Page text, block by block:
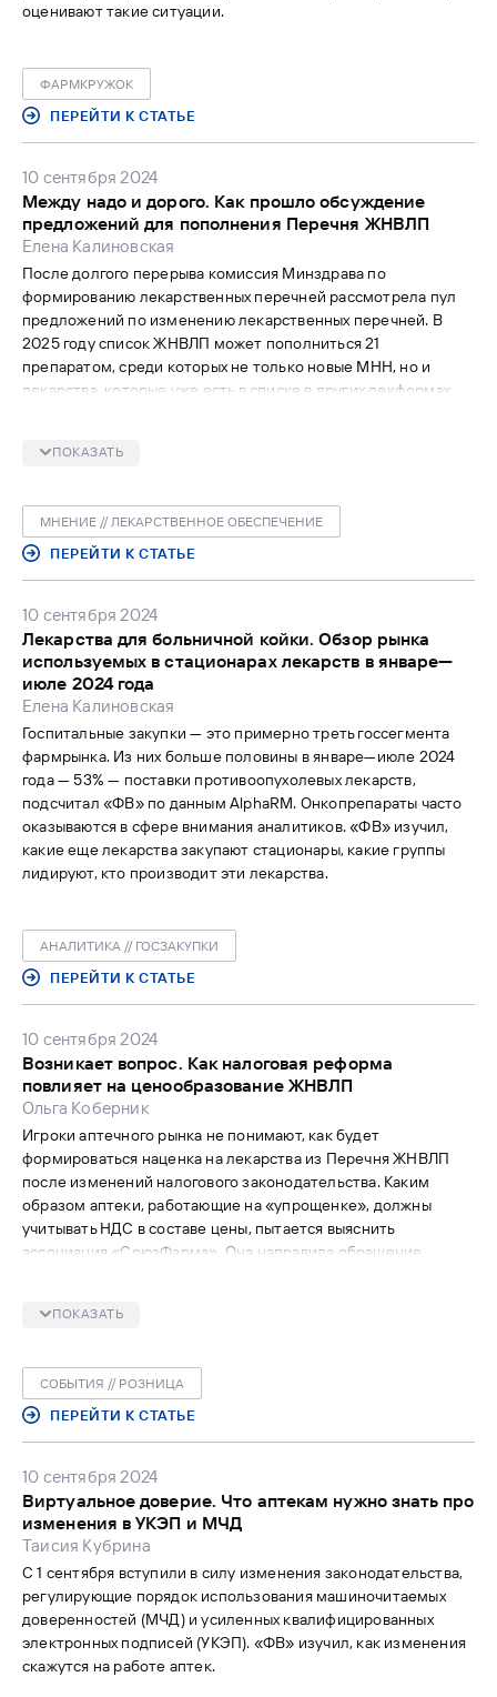
оценивают такие ситуации.
ФАРМКРУЖОК
ПЕРЕЙТИ К СТАТЬЕ
10 сентября 2024
Между надо и дорого. Как прошло обсуждение
предложений для пополнения Перечня ЖНВЛП
Елена Калиновская
После долгого перерыва комиссия Минздрава по
формированию лекарственных перечней рассмотрела пул
предложений по изменению лекарственных перечней. В
2025 году список ЖНВЛП может пополниться 21
препаратом, среди которых не только новые МНН, но и
лекарства, которые уже есть в списке в других лекформах.
Елена Калиновская рассказывает о самых интересных
ПОКАЗАТЬ
МНЕНИЕ // ЛЕКАРСТВЕННОЕ ОБЕСПЕЧЕНИЕ
ПЕРЕЙТИ К СТАТЬЕ
10 сентября 2024
Лекарства для больничной койки. Обзор рынка
используемых в стационарах лекарств в январе—
июле 2024 года
Елена Калиновская
Госпитальные закупки — это примерно треть госсегмента
фармрынка. Из них больше половины в январе—июле 2024
года — 53% — поставки противоопухолевых лекарств,
подсчитал «ФВ» по данным AlphaRM. Онкопрепараты часто
оказываются в сфере внимания аналитиков. «ФВ» изучил,
какие еще лекарства закупают стационары, какие группы
лидируют, кто производит эти лекарства.
АНАЛИТИКА // ГОСЗАКУПКИ
ПЕРЕЙТИ К СТАТЬЕ
10 сентября 2024
Возникает вопрос. Как налоговая реформа
повлияет на ценообразование ЖНВЛП
Ольга Коберник
Игроки аптечного рынка не понимают, как будет
формироваться наценка на лекарства из Перечня ЖНВЛП
после изменений налогового законодательства. Каким
образом аптеки, работающие на «упрощенке», должны
учитывать НДС в составе цены, пытается выяснить
ассоциация «СоюзФарма». Она направила обращение
среднего бизнеса. Аналогичное письмо готовит «Опора
Предприниматели опасаются, что новые механизмы
ценообразования могут сделать их
неконкурентоспособными: при расчете НДС на полную
стоимость товара они не смогут предложить клиентам
ПОКАЗАТЬ
СОБЫТИЯ // РОЗНИЦА
ПЕРЕЙТИ К СТАТЬЕ
10 сентября 2024
Виртуальное доверие. Что аптекам нужно знать про
изменения в УКЭП и МЧД
Таисия Кубрина
С 1 сентября вступили в силу изменения законодательства,
регулирующие порядок использования машиночитаемых
доверенностей (МЧД) и усиленных квалифицированных
электронных подписей (УКЭП). «ФВ» изучил, как изменения
скажутся на работе аптек.